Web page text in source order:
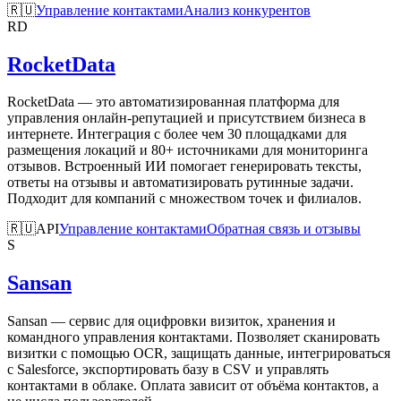
🇷🇺Управление контактамиАнализ конкурентов
RD
RocketData
RocketData — это автоматизированная платформа для
управления онлайн-репутацией и присутствием бизнеса в
интернете. Интеграция с более чем 30 площадками для
размещения локаций и 80+ источниками для мониторинга
отзывов. Встроенный ИИ помогает генерировать тексты,
ответы на отзывы и автоматизировать рутинные задачи.
Подходит для компаний с множеством точек и филиалов.
🇷🇺APIУправление контактамиОбратная связь и отзывы
S
Sansan
Sansan — сервис для оцифровки визиток, хранения и
командного управления контактами. Позволяет сканировать
визитки с помощью OCR, защищать данные, интегрироваться
с Salesforce, экспортировать базу в CSV и управлять
контактами в облаке. Оплата зависит от объёма контактов, а